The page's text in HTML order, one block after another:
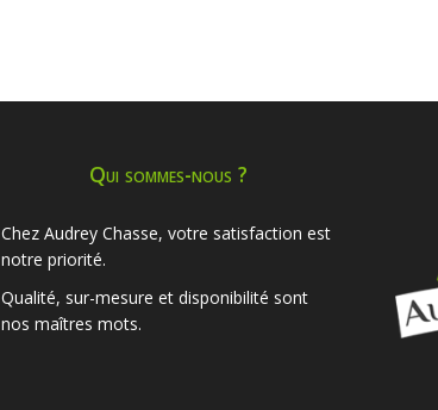
Qui sommes-nous ?
Chez Audrey Chasse, votre satisfaction est
notre priorité.
Qualité, sur-mesure et disponibilité sont
nos maîtres mots.